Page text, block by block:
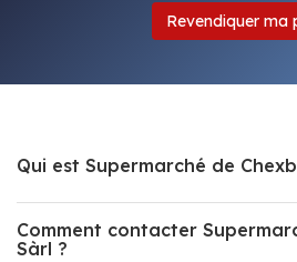
Revendiquer ma
Qui est Supermarché de
Comment contacter
Sàrl ?